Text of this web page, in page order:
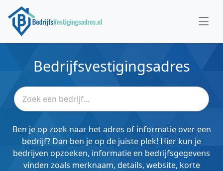
Bedrijfsvestigingsadres
Ben je op zoek naar het adres of informatie over een
bedrijf? Dan ben je op de juiste plek! Hier kun je
bedrijven opzoeken, informatie en bedrijfsgegevens
vinden zoals merknaam, details, website, korte